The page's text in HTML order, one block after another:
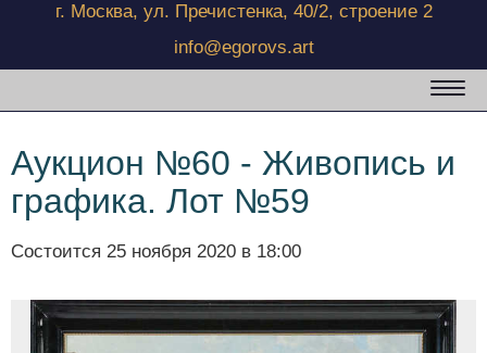
г. Москва, ул. Пречистенка, 40/2, строение 2
info@egorovs.art
Аукцион №60 - Живопись и
графика. Лот №59
Состоится 25 ноября 2020 в 18:00